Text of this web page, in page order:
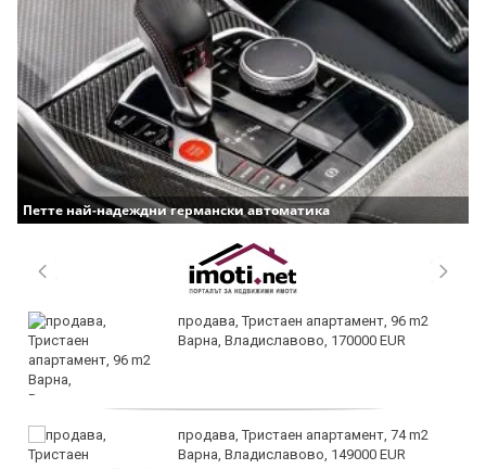
Петте най-надеждни германски автоматика
продава, Тристаен апартамент, 96 m2
Варна, Владиславово, 170000 EUR
продава, Тристаен апартамент, 74 m2
Варна, Владиславово, 149000 EUR